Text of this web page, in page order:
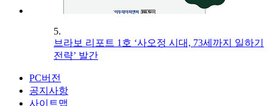
5.
브라보 리포트 1호 ‘사오정 시대, 73세까지 일하기
전략’ 발간
PC버전
공지사항
사이트맵